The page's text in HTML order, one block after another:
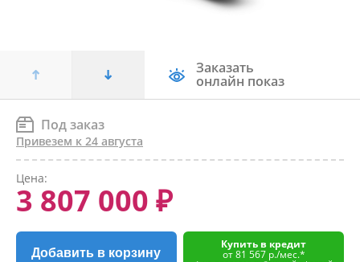
Заказать
онлайн показ
Под заказ
Привезем к 24 августа
Цена:
3 807 000 ₽
Добавить в корзину
Купить в кредит
от 81 567 р./мес.*